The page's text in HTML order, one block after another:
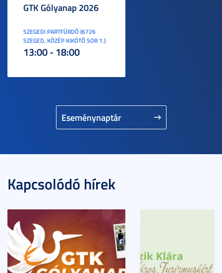
Eseménynaptár
GTK Gólyanap 2026
SZEGEDI PARTFÜRDŐ (6726
SZEGED, KÖZÉP KIKÖTŐ SOR 1.)
13:00 - 18:00
Kapcsolódó hírek